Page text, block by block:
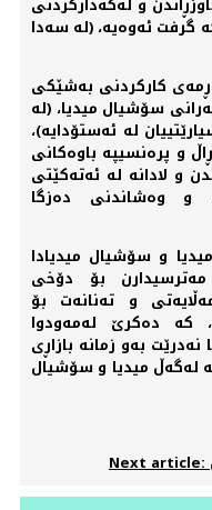
گرفت ئەوەیە، (لە سەدا
كاركردنی بەشێكی
سۆشیال ميدیا، (لە
لە ئەستۆدایە)،
و پرەنسیپە باوەكانی
و لادانە لە ئەتەكێتی
وەشاندنی دەزگا
و سۆشیال میدیادا
مەترسیدارن بۆ دۆخی
و تەنانەت بۆ
كە دەكرێ لەمەودوا
بەو زمانە بازاڕی
لەگەڵ میدیا و سۆشیال